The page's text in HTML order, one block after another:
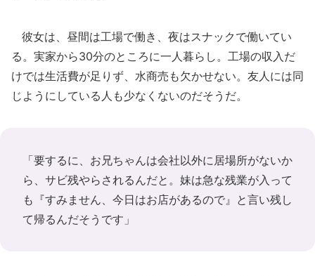
彼女は、昼間は工場で働き、夜はスナックで働いてい
る。実家から30分のところに一人暮らし。工場の収入だ
けでは生活費が足りず、水商売も欠かせない。友人には同
じようにしている人も少なくないのだそうだ。
「要するに、お兄ちゃんは会社以外に居場所がないか
ら、サビ残やらされるんだと。妹は急な残業が入って
も『すみません、今日はお店があるので』と言い残し
て帰るんだそうです」